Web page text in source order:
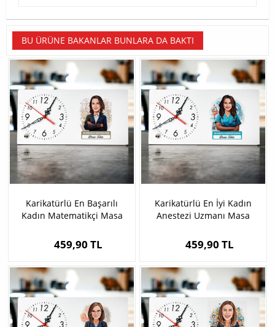
BU ÜRÜNE BAKANLAR BUNLARA DA BAKTI
Karikatürlü En Başarılı
Kadın Matematikçi Masa
459,90 TL
Karikatürlü En İyi Kadın
Anestezi Uzmanı Masa
459,90 TL